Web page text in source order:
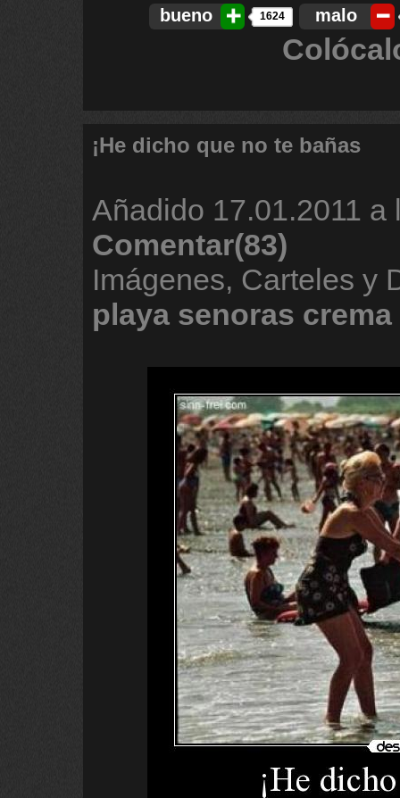
bueno 1624 malo
¡He dicho que no te bañas
Añadido 17.01.2011 a
Comentar(83)
Imágenes, Carteles y
playa senoras crema